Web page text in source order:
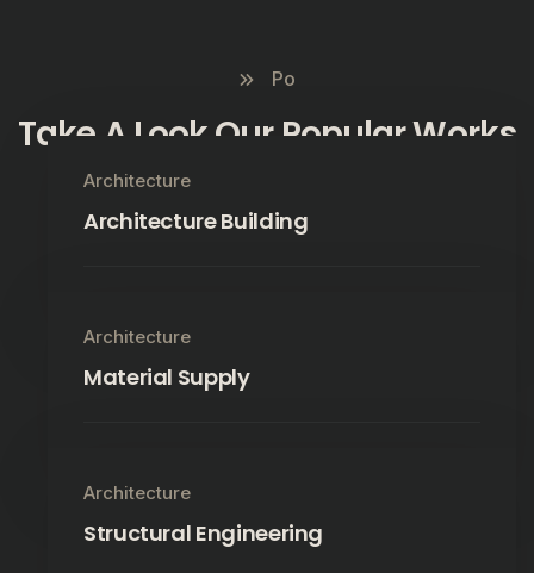
Po
Take A Look Our Popular Works
Architecture
Architecture Building
Architecture
Material Supply
Architecture
Structural Engineering